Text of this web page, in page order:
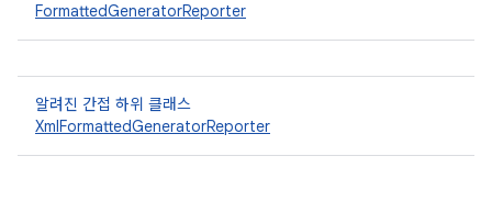
FormattedGeneratorReporter
알려진 간접 하위 클래스
XmlFormattedGeneratorReporter